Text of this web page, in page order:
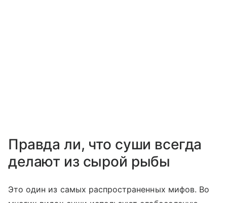
Правда ли, что суши всегда
делают из сырой рыбы
Это один из самых распространенных мифов. Во